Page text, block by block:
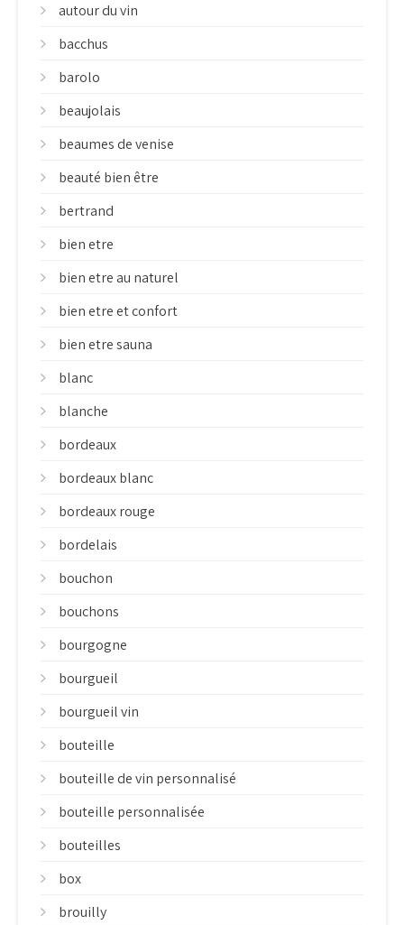
autour du vin
bacchus
barolo
beaujolais
beaumes de venise
beauté bien être
bertrand
bien etre
bien etre au naturel
bien etre et confort
bien etre sauna
blanc
blanche
bordeaux
bordeaux blanc
bordeaux rouge
bordelais
bouchon
bouchons
bourgogne
bourgueil
bourgueil vin
bouteille
bouteille de vin personnalisé
bouteille personnalisée
bouteilles
box
brouilly